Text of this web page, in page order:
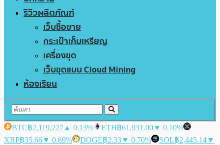
รีวิวผลิตภัณฑ์
เว็บซื้อขาย
กระเป๋าเก็บเหรียญ
เครื่องขุด
เว็บขุดแบบ Cloud Mining
ห้องเรียน
BTC฿2,119,227 ▲ 0.13% ETH฿61,931.00▼ 0.10%
XRP฿35.66▼ 0.69% DOGE฿2.33▼ 0.70% SOL฿2,445.14▼